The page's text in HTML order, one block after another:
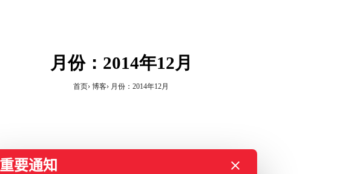
月份：2014年12月
首页 博客 月份：2014年12月
重要通知